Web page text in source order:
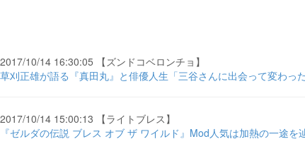
2017/10/14 16:30:05 【ズンドコベロンチョ】
草刈正雄が語る『真田丸』と俳優人生「三谷さんに出会って変わっ
2017/10/14 15:00:13 【ライトブレス】
『ゼルダの伝説 ブレス オブ ザ ワイルド』Mod人気は加熱の一途